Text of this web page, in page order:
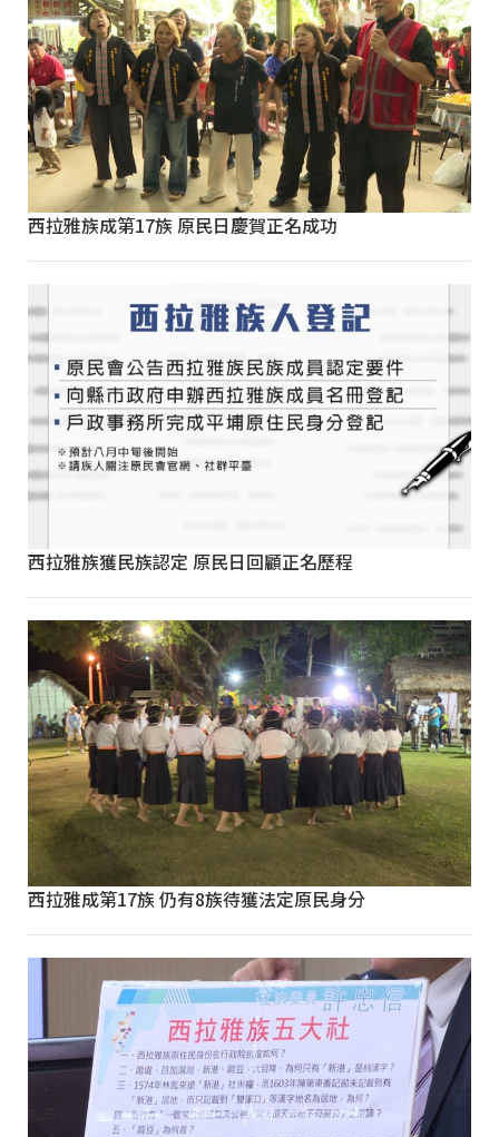
西拉雅族成第17族 原民日慶賀正名成功
西拉雅族獲民族認定 原民日回顧正名歷程
西拉雅成第17族 仍有8族待獲法定原民身分